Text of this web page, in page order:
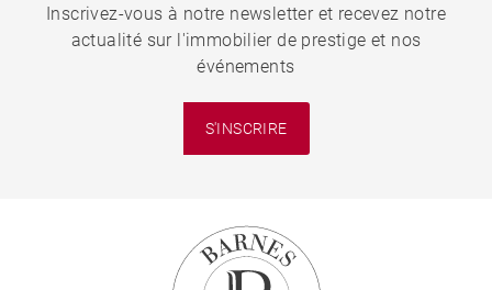
Inscrivez-vous à notre newsletter et recevez notre
actualité sur l'immobilier de prestige et nos
événements
S'INSCRIRE